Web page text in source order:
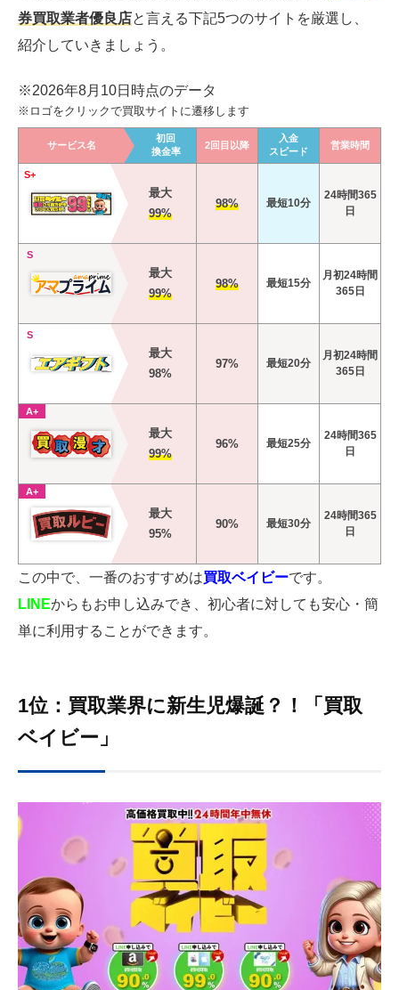
券買取業者優良店と言える下記5つのサイトを厳選し、
紹介していきましょう。
※2026年8月10日時点のデータ
※ロゴをクリックで買取サイトに遷移します
サービス名
初回
換金率
2回目以降
入金
スピード
営業時間
S+
最大
99%
98% 最短10分
24時間365
日
S
最大
99%
98% 最短15分
月初24時間
365日
S
最大
98%
97% 最短20分
月初24時間
365日
A+
最大
99%
96% 最短25分
24時間365
日
A+
最大
95%
90% 最短30分
24時間365
日
この中で、一番のおすすめは買取ベイビーです。
LINEからもお申し込みでき、初心者に対しても安心・簡
単に利用することができます。
1位：買取業界に新生児爆誕？！「買取
ベイビー」